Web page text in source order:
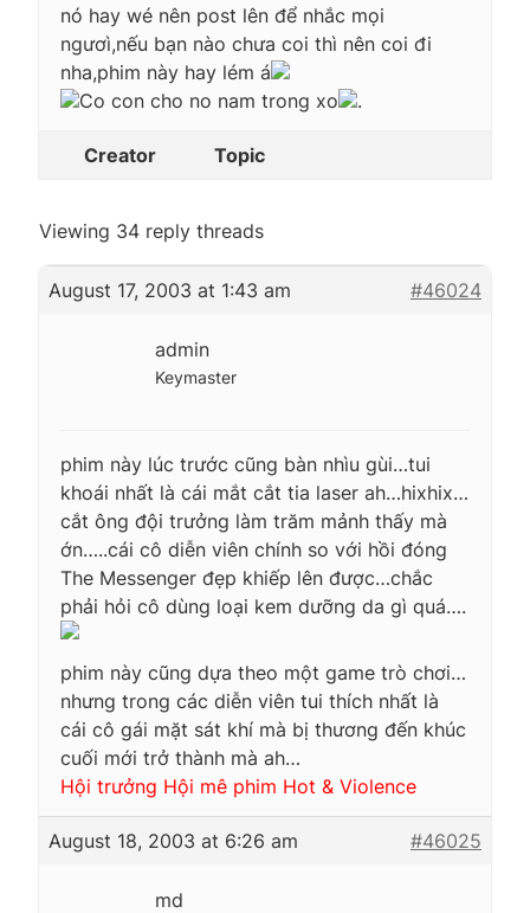
nó hay wé nên post lên để nhắc mọi
ngươì,nếu bạn nào chưa coi thì nên coi đi
nha,phim này hay lém á
Co con cho no nam trong xo
.
Creator Topic
Viewing 34 reply threads
August 17, 2003 at 1:43 am #46024
admin
Keymaster
phim này lúc trước cũng bàn nhìu gùi…tui
khoái nhất là cái mắt cắt tia laser ah…hixhix…
cắt ông đội trưởng làm trăm mảnh thấy mà
ớn…..cái cô diễn viên chính so với hồi đóng
The Messenger đẹp khiếp lên được…chắc
phải hỏi cô dùng loại kem dưỡng da gì quá….
phim này cũng dựa theo một game trò chơi…
nhưng trong các diễn viên tui thích nhất là
cái cô gái mặt sát khí mà bị thương đến khúc
cuối mới trở thành mà ah…
Hội trưởng Hội mê phim Hot & Violence
August 18, 2003 at 6:26 am #46025
md